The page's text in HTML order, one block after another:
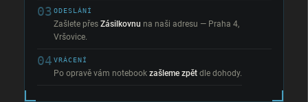
03 ODESLÁNÍ
Zašlete přes Zásilkovnu na naši adresu — Praha 4,
Vršovice.
04 VRÁCENÍ
Po opravě vám notebook zašleme zpětdle dohody.